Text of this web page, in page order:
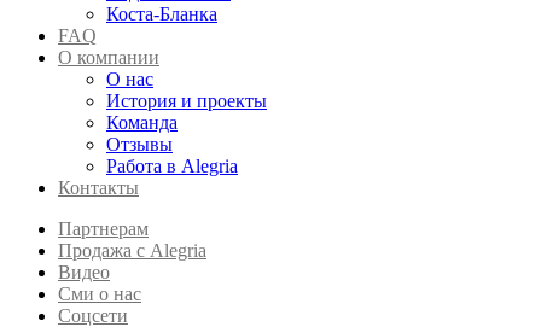
Коста-Бланка
FAQ
О компании
О нас
История и проекты
Команда
Отзывы
Работа в Alegria
Контакты
Партнерам
Продажа с Alegria
Видео
Сми о нас
Соцсети